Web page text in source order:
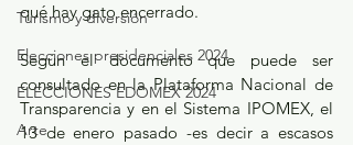
Turismo y diversión
Elecciones presidenciales 2024
ELECCIONES EDOMEX 2024
Arte
qué hay gato encerrado.
Según el documento que puede ser
consultado en la Plataforma Nacional de
Transparencia y en el Sistema IPOMEX, el
13 de enero pasado -es decir a escasos